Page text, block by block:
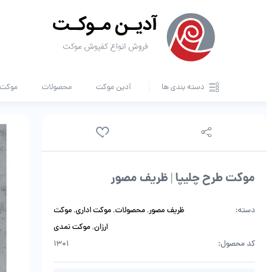
دسته بندی ها آدین موکت محصولات موکت
موکت طرح چلیپا | ظریف مصور
دسته: ظریف مصور, محصولات, موکت اداری, موکت
ارزان, موکت نمدی
کد محصول:
1301